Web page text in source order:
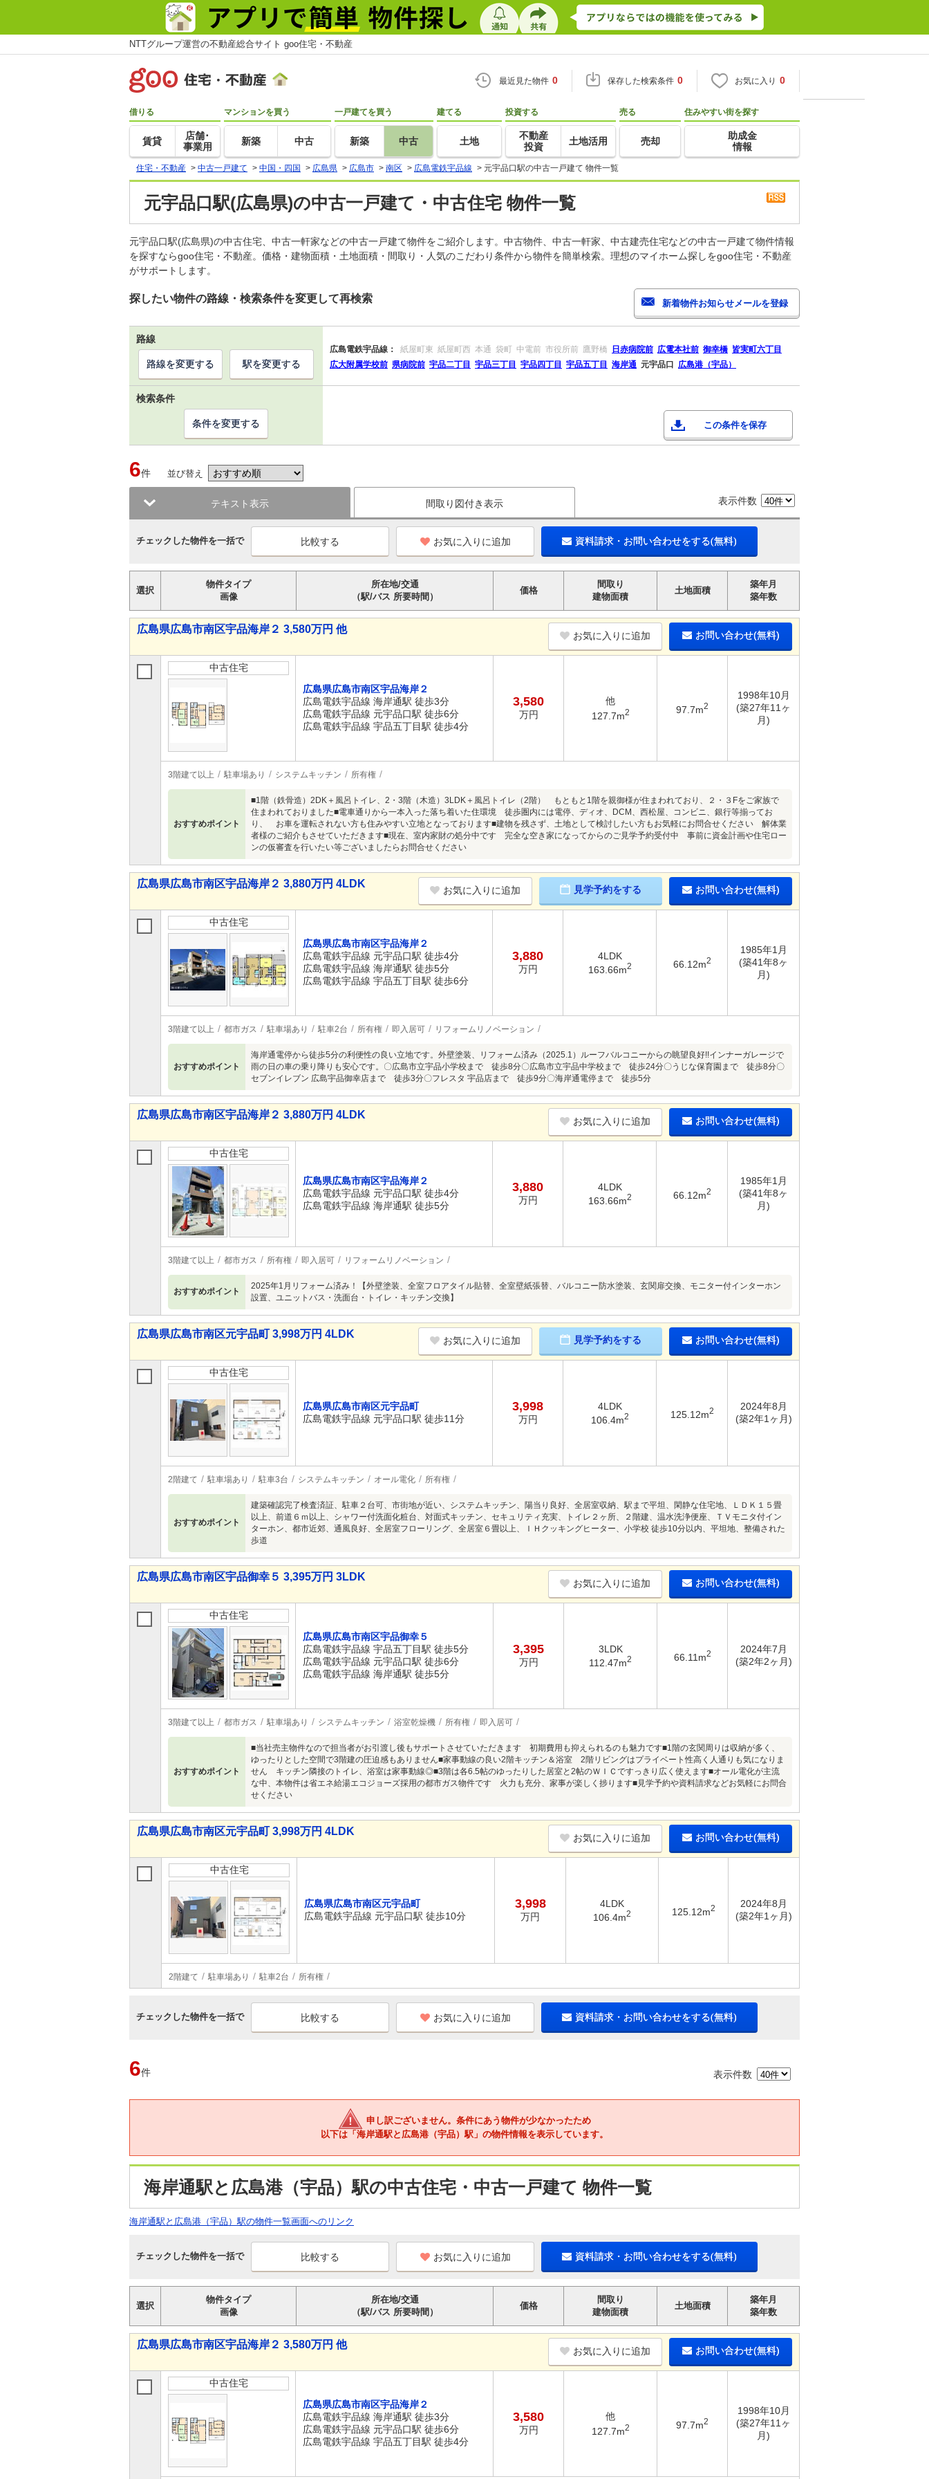
NTTグループ運営の不動産総合サイト goo住宅・不動産
最近見た物件 0 保存した検索条件 0 お気に入り 0
借りる
賃貸
店舗･
事業用
マンションを買う
新築 中古
一戸建てを買う
新築 中古
建てる
土地
投資する
不動産
投資
土地活用
売る
売却
住みやすい街を探す
助成金
情報
住宅・不動産 > 中古一戸建て > 中国・四国 > 広島県 > 広島市 > 南区 > 広島電鉄宇品線 > 元宇品口駅の中古一戸建て 物件一覧
元宇品口駅(広島県)の中古一戸建て・中古住宅 物件一覧
元宇品口駅(広島県)の中古住宅、中古一軒家などの中古一戸建て物件をご紹介します。中古物件、中古一軒家、中古建売住宅などの中古一戸建て物件情報
を探すならgoo住宅・不動産。価格・建物面積・土地面積・間取り・人気のこだわり条件から物件を簡単検索。理想のマイホーム探しをgoo住宅・不動産
がサポートします。
探したい物件の路線・検索条件を変更して再検索
路線
広島電鉄宇品線： 紙屋町東 紙屋町西 本通 袋町 中電前 市役所前 鷹野橋 日赤病院前 広電本社前 御幸橋 皆実町六丁目
広大附属学校前 県病院前 宇品二丁目 宇品三丁目 宇品四丁目 宇品五丁目 海岸通 元宇品口 広島港（宇品）
路線を変更する 駅を変更する
検索条件
この条件を保存
条件を変更する
6件 並び替え
テキスト表示 間取り図付き表示 表示件数
チェックした物件を一括で お気に入りに追加 資料請求・お問い合わせをする(無料)
選択
物件タイプ
画像
所在地/交通
（駅/バス 所要時間）
価格
間取り
建物面積
土地面積
築年月
築年数
広島県広島市南区宇品海岸２ 3,580万円 他
お気に入りに追加 お問い合わせ(無料)
中古住宅
広島県広島市南区宇品海岸２
広島電鉄宇品線 海岸通駅 徒歩3分
広島電鉄宇品線 元宇品口駅 徒歩6分
広島電鉄宇品線 宇品五丁目駅 徒歩4分
3,580
万円
他
127.7m2 97.7m2
1998年10月
(築27年11ヶ
月)
3階建て以上 駐車場あり システムキッチン 所有権
おすすめポイント
■1階（鉄骨造）2DK＋風呂トイレ、2・3階（木造）3LDK＋風呂トイレ（2階） もともと1階を親御様が住まわれており、２・３Fをご家族で
住まわれておりました■電車通りから一本入った落ち着いた住環境 徒歩圏内には電停、ディオ、DCM、西松屋、コンビニ、銀行等揃ってお
り、 お車を運転されない方も住みやすい立地となっております■建物を残さず、土地として検討したい方もお気軽にお問合せください 解体業
者様のご紹介もさせていただきます■現在、室内家財の処分中です 完全な空き家になってからのご見学予約受付中 事前に資金計画や住宅ロー
ンの仮審査を行いたい等ございましたらお問合せください
広島県広島市南区宇品海岸２ 3,880万円 4LDK
お気に入りに追加 見学予約をする お問い合わせ(無料)
中古住宅
広島県広島市南区宇品海岸２
広島電鉄宇品線 元宇品口駅 徒歩4分
広島電鉄宇品線 海岸通駅 徒歩5分
広島電鉄宇品線 宇品五丁目駅 徒歩6分
3,880
万円
4LDK
163.66m2 66.12m2
1985年1月
(築41年8ヶ
月)
3階建て以上 都市ガス 駐車場あり 駐車2台 所有権 即入居可 リフォームリノベーション
おすすめポイント
海岸通電停から徒歩5分の利便性の良い立地です。外壁塗装、リフォーム済み（2025.1）ルーフバルコニーからの眺望良好!!インナーガレージで
雨の日の車の乗り降りも安心です。〇広島市立宇品小学校まで 徒歩8分〇広島市立宇品中学校まで 徒歩24分〇うじな保育園まで 徒歩8分〇
セブンイレブン 広島宇品御幸店まで 徒歩3分〇フレスタ 宇品店まで 徒歩9分〇海岸通電停まで 徒歩5分
広島県広島市南区宇品海岸２ 3,880万円 4LDK
お気に入りに追加 お問い合わせ(無料)
中古住宅
広島県広島市南区宇品海岸２
広島電鉄宇品線 元宇品口駅 徒歩4分
広島電鉄宇品線 海岸通駅 徒歩5分
3,880
万円
4LDK
163.66m2 66.12m2
1985年1月
(築41年8ヶ
月)
3階建て以上 都市ガス 所有権 即入居可 リフォームリノベーション
おすすめポイント
2025年1月リフォーム済み！【外壁塗装、全室フロアタイル貼替、全室壁紙張替、バルコニー防水塗装、玄関扉交換、モニター付インターホン
設置、ユニットバス・洗面台・トイレ・キッチン交換】
広島県広島市南区元宇品町 3,998万円 4LDK
お気に入りに追加 見学予約をする お問い合わせ(無料)
中古住宅
広島県広島市南区元宇品町
広島電鉄宇品線 元宇品口駅 徒歩11分
3,998
万円
4LDK
106.4m2 125.12m2
2024年8月
(築2年1ヶ月)
2階建て 駐車場あり 駐車3台 システムキッチン オール電化 所有権
おすすめポイント
建築確認完了検査済証、駐車２台可、市街地が近い、システムキッチン、陽当り良好、全居室収納、駅まで平坦、閑静な住宅地、ＬＤＫ１５畳
以上、前道６ｍ以上、シャワー付洗面化粧台、対面式キッチン、セキュリティ充実、トイレ２ヶ所、２階建、温水洗浄便座、ＴＶモニタ付イン
ターホン、都市近郊、通風良好、全居室フローリング、全居室６畳以上、ＩＨクッキングヒーター、小学校 徒歩10分以内、平坦地、整備された
歩道
広島県広島市南区宇品御幸５ 3,395万円 3LDK
お気に入りに追加 お問い合わせ(無料)
中古住宅
広島県広島市南区宇品御幸５
広島電鉄宇品線 宇品五丁目駅 徒歩5分
広島電鉄宇品線 元宇品口駅 徒歩6分
広島電鉄宇品線 海岸通駅 徒歩5分
3,395
万円
3LDK
112.47m2 66.11m2
2024年7月
(築2年2ヶ月)
3階建て以上 都市ガス 駐車場あり システムキッチン 浴室乾燥機 所有権 即入居可
おすすめポイント
■当社売主物件なので担当者がお引渡し後もサポートさせていただきます 初期費用も抑えられるのも魅力です■1階の玄関周りは収納が多く、
ゆったりとした空間で3階建の圧迫感もありません■家事動線の良い2階キッチン＆浴室 2階リビングはプライベート性高く人通りも気になりま
せん キッチン隣接のトイレ、浴室は家事動線◎■3階は各6.5帖のゆったりした居室と2帖のＷＩＣですっきり広く使えます■オール電化が主流
な中、本物件は省エネ給湯エコジョーズ採用の都市ガス物件です 火力も充分、家事が楽しく捗ります■見学予約や資料請求などお気軽にお問合
せください
広島県広島市南区元宇品町 3,998万円 4LDK
お気に入りに追加 お問い合わせ(無料)
中古住宅
広島県広島市南区元宇品町
広島電鉄宇品線 元宇品口駅 徒歩10分
3,998
万円
4LDK
106.4m2 125.12m2
2024年8月
(築2年1ヶ月)
2階建て 駐車場あり 駐車2台 所有権
チェックした物件を一括で お気に入りに追加 資料請求・お問い合わせをする(無料)
6件 表示件数
申し訳ございません。条件にあう物件が少なかったため
以下は「海岸通駅と広島港（宇品）駅」の物件情報を表示しています。
海岸通駅と広島港（宇品）駅の中古住宅・中古一戸建て 物件一覧
海岸通駅と広島港（宇品）駅の物件一覧画面へのリンク
チェックした物件を一括で お気に入りに追加 資料請求・お問い合わせをする(無料)
選択
物件タイプ
画像
所在地/交通
（駅/バス 所要時間）
価格
間取り
建物面積
土地面積
築年月
築年数
広島県広島市南区宇品海岸２ 3,580万円 他
お気に入りに追加 お問い合わせ(無料)
中古住宅
広島県広島市南区宇品海岸２
広島電鉄宇品線 海岸通駅 徒歩3分
広島電鉄宇品線 元宇品口駅 徒歩6分
広島電鉄宇品線 宇品五丁目駅 徒歩4分
3,580
万円
他
127.7m2 97.7m2
1998年10月
(築27年11ヶ
月)